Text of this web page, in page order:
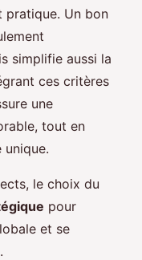
pratique. Un bon
simplifie aussi la
ces critères
une
tout en
unique.
le choix du
pour
et se